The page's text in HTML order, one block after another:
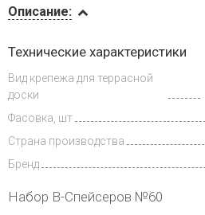
и оплата
Описание:
Технические характеристики
Вид крепежа для террасной
доски
Фасовка, шт
Страна производства
Бренд
Набор B-Спейсеров №60